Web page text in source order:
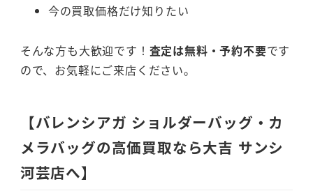
今の買取価格だけ知りたい
そんな方も大歓迎です！ 査定は無料・予約不要です
ので、お気軽にご来店ください。
【バレンシアガ ショルダーバッグ・カ
メラバッグの高価買取なら大吉 サンシ
河芸店へ】